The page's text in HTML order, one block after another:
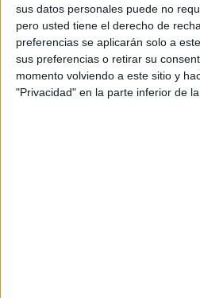
sus datos personales puede no
pero usted tiene el derecho de
preferencias se aplicarán solo a
sus preferencias o retirar su
momento volviendo a este sitio y
"Privacidad" en la parte inferior de